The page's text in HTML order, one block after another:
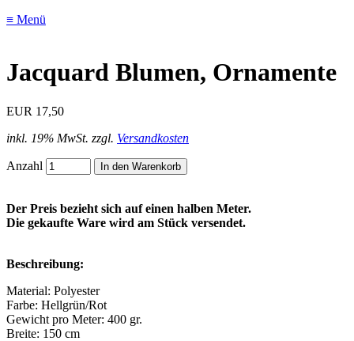
≡ Menü
Jacquard Blumen, Ornamente
EUR 17,50
inkl. 19% MwSt. zzgl. Versandkosten
Anzahl
Der Preis bezieht sich auf einen halben Meter.
Die gekaufte Ware wird am Stück versendet.
Beschreibung:
Material: Polyester
Farbe: Hellgrün/Rot
Gewicht pro Meter: 400 gr.
Breite: 150 cm